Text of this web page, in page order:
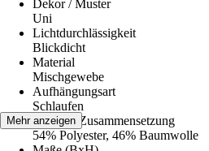
Dekor / Muster
Uni
Lichtdurchlässigkeit
Blickdicht
Material
Mischgewebe
Aufhängungsart
Schlaufen
Material-Zusammensetzung
54% Polyester, 46% Baumwolle
Mehr anzeigen